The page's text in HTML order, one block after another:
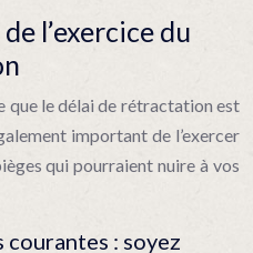
l’exercice du
le délai de rétractation est
important de l’exercer
qui pourraient nuire à vos
: soyez